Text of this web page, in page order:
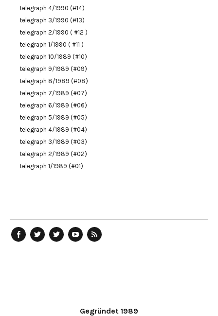
telegraph 4/1990 (#14)
telegraph 3/1990 (#13)
telegraph 2/1990 ( #12 )
telegraph 1/1990 ( #11 )
telegraph 10/1989 (#10)
telegraph 9/1989 (#09)
telegraph 8/1989 (#08)
telegraph 7/1989 (#07)
telegraph 6/1989 (#06)
telegraph 5/1989 (#05)
telegraph 4/1989 (#04)
telegraph 3/1989 (#03)
telegraph 2/1989 (#02)
telegraph 1/1989 (#01)
Gegründet 1989